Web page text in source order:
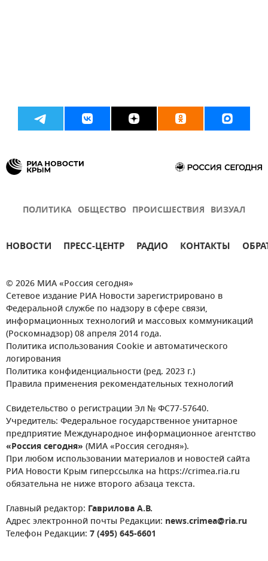
ПОЛИТИКА ОБЩЕСТВО ПРОИСШЕСТВИЯ ВИЗУАЛ
НОВОСТИ ПРЕСС-ЦЕНТР РАДИО КОНТАКТЫ
© 2026 МИА «Россия сегодня»
Сетевое издание РИА Новости зарегистрировано в
Федеральной службе по надзору в сфере связи,
информационных технологий и массовых коммуникаций
(Роскомнадзор) 08 апреля 2014 года.
Политика использования Cookie и автоматического
логирования
Политика конфиденциальности (ред. 2023 г.)
Правила применения рекомендательных технологий
Свидетельство о регистрации Эл № ФС77-57640.
Учредитель: Федеральное государственное унитарное
предприятие Международное информационное агентство
«Россия сегодня» (МИА «Россия сегодня»).
При любом использовании материалов и новостей сайта
РИА Новости Крым гиперссылка на https://crimea.ria.ru
обязательна не ниже второго абзаца текста.
Главный редактор: Гаврилова А.В.
Адрес электронной почты Редакции: news.crimea@ria.ru
Телефон Редакции: 7 (495) 645-6601